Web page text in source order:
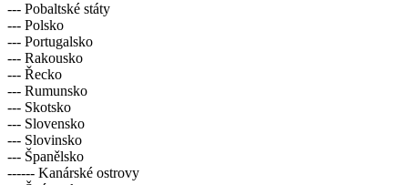
--- Pobaltské státy
--- Polsko
--- Portugalsko
--- Rakousko
--- Řecko
--- Rumunsko
--- Skotsko
--- Slovensko
--- Slovinsko
--- Španělsko
------ Kanárské ostrovy